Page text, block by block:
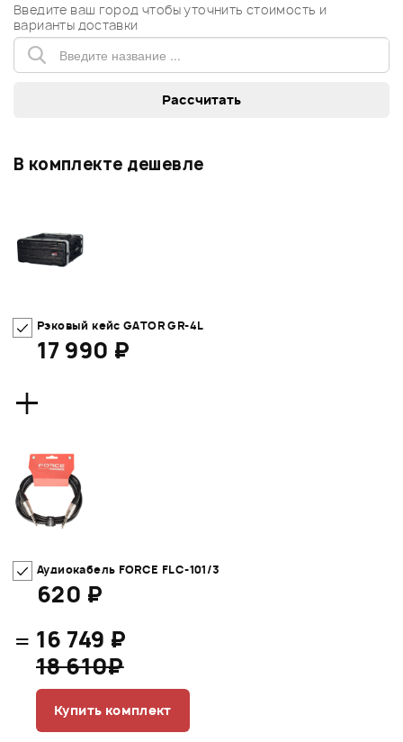
Введите ваш город чтобы уточнить стоимость и
варианты доставки
В комплекте дешевле
Рэковый кейс GATOR GR-4L
17 990 ₽
+
Аудиокабель FORCE FLC-101/3
620 ₽
= 16 749 ₽
18 610₽
Купить комплект